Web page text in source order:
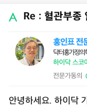
Re : 혈관부종
홍인표 전
닥터홍가정의
하이닥 스코
전문가동의
안녕하세요. 하이닥